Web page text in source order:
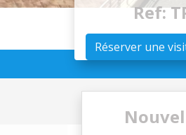
Ref:
Réserver une